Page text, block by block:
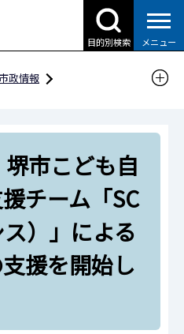
目的別検索 メニュー
政情報
過去の報道提供資料
8月
ども自殺危機対応支援チー
シス）」による市立学校への
市こども自
チーム「SC
）」による
援を開始し